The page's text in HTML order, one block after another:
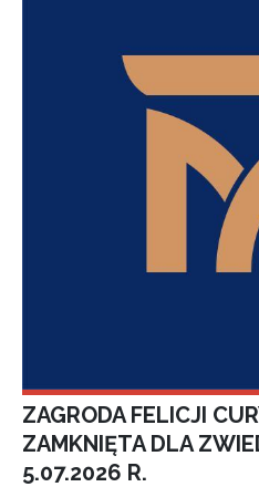
ZAGRODA FELICJI
ZAMKNIĘTA DLA
5.07.2026 R.